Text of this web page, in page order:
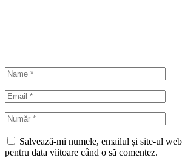
Salvează-mi numele, emailul și site-ul
pentru data viitoare când o să comentez.